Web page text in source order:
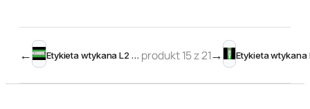
← Etykieta wtykana L2 25 x 115 mm (2000szt.) produkt 15 z 21→